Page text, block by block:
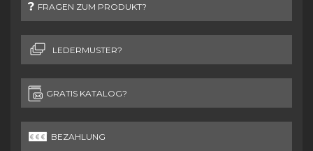
FRAGEN ZUM PRODUKT?
LEDERMUSTER?
GRATIS KATALOG?
BEZAHLUNG